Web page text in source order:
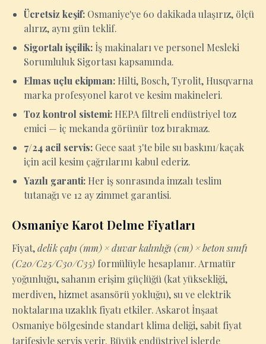
Ücretsiz keşif: Osmaniye'ye 60 dakikada ulaşırız, ölçü
alırız, aynı gün teklif.
Sigortalı işçilik: İş makinaları ve personel Mesleki
Sorumluluk Sigortası kapsamında.
Elmas uçlu ekipman: Hilti, Bosch, Tyrolit, Husqvarna
marka profesyonel karot ve kesim makineleri.
Toz kontrol sistemi: HEPA filtreli endüstriyel toz
emici — iç mekanda görünür toz bırakmaz.
7/24 acil servis: Gece saat 3'te bile su baskını/kaçak
için acil kesim çağrılarını kabul ederiz.
Yazılı garanti: Her iş sonrasında imzalı teslim
tutanağı ve 12 ay zimmet garantisi.
Osmaniye Karot Delme Fiyatları
Fiyat,delik çapı (mm) × duvar kalınlığı (cm) × beton sınıfı
(C20/C25/C30/C35) formülüyle hesaplanır. Armatür
yoğunluğu, sahanın erişim güçlüğü (kat yüksekliği,
merdiven, hizmet asansörü yokluğu), su ve elektrik
noktalarına uzaklık fiyatı etkiler. Askarot İnşaat
Osmaniye bölgesinde standart klima deliği, sabit fiyat
tarifesiyle servis verir. Büyük endüstriyel işlerde